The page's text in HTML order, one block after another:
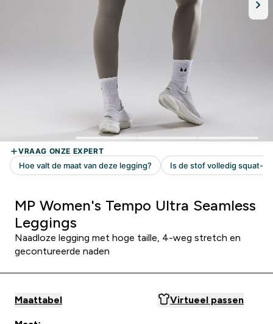
MP Women's Tempo Ultra Seamless
Leggings
Naadloze legging met hoge taille, 4-weg stretch en
gecontureerde naden
Maattabel Virtueel passen